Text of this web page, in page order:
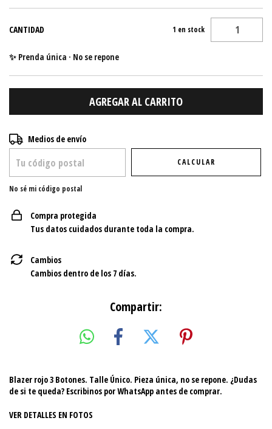
CANTIDAD 1 en stock
✨ Prenda única · No se repone
Entregas para el CP:
Medios de envío
CALCULAR
No sé mi código postal
Compra protegida
Tus datos cuidados durante toda la compra.
Cambios
Cambios dentro de los 7 días.
Compartir:
Blazer rojo 3 Botones. Talle Único. Pieza única, no se repone. ¿Dudas
de si te queda? Escribinos por WhatsApp antes de comprar.
VER DETALLES EN FOTOS